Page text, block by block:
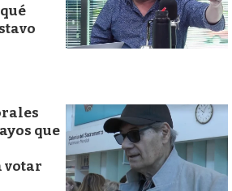
que
votar